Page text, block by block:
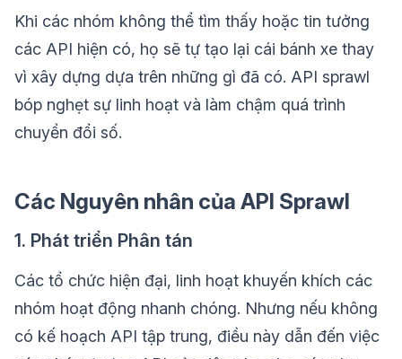
Khi các nhóm không thể tìm thấy hoặc tin tưởng
các API hiện có, họ sẽ tự tạo lại cái bánh xe thay
vì xây dựng dựa trên những gì đã có. API sprawl
bóp nghẹt sự linh hoạt và làm chậm quá trình
chuyển đổi số.
Các Nguyên nhân của API Sprawl
1. Phát triển Phân tán
Các tổ chức hiện đại, linh hoạt khuyến khích các
nhóm hoạt động nhanh chóng. Nhưng nếu không
có kế hoạch API tập trung, điều này dẫn đến việc